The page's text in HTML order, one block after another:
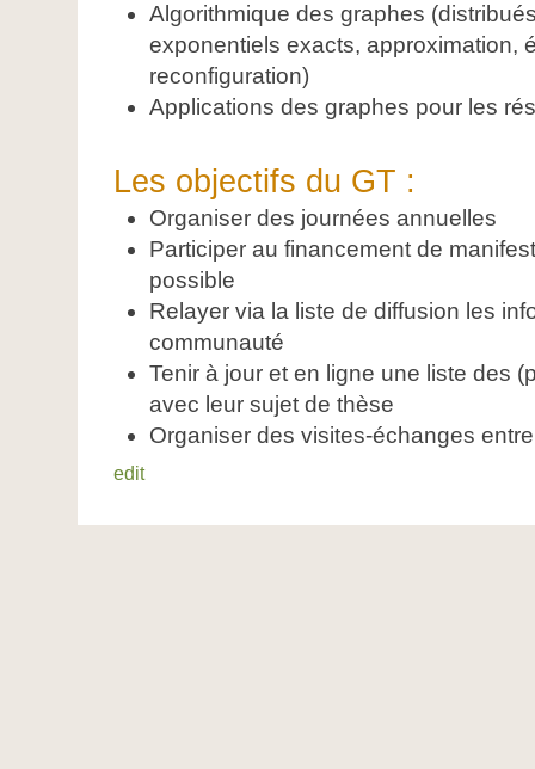
Algorithmique des graphes
exponentiels exacts, approximation,
reconfiguration)
Applications des graphes pour les
Les objectifs du GT :
Organiser des journées annuelles
Participer au financement de
possible
Relayer via la liste de diffusion les
communauté
Tenir à jour et en ligne une liste des
avec leur sujet de thèse
Organiser des visites-échanges
edit